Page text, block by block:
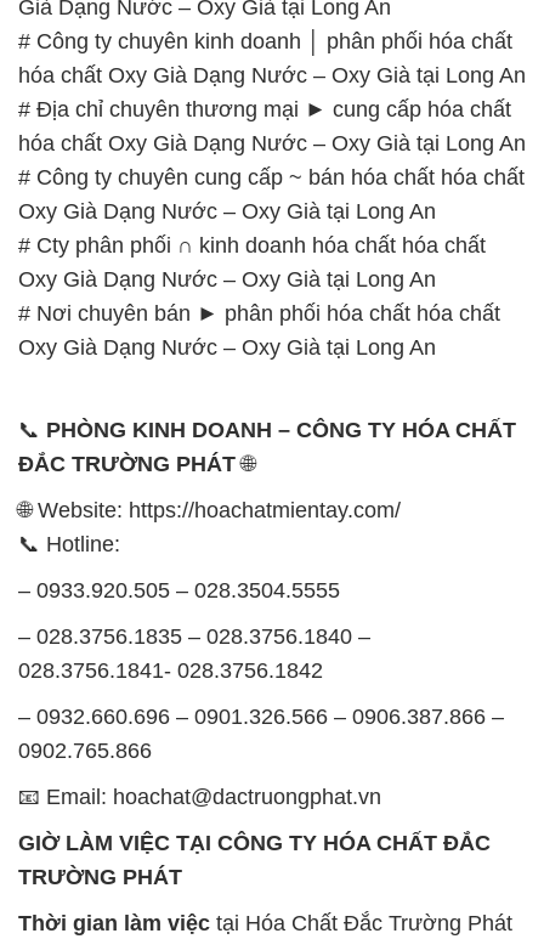
Già Dạng Nước – Oxy Già tại Long An
# Công ty chuyên kinh doanh │ phân phối hóa chất
hóa chất Oxy Già Dạng Nước – Oxy Già tại Long An
# Địa chỉ chuyên thương mại ► cung cấp hóa chất
hóa chất Oxy Già Dạng Nước – Oxy Già tại Long An
# Công ty chuyên cung cấp ~ bán hóa chất hóa chất
Oxy Già Dạng Nước – Oxy Già tại Long An
# Cty phân phối ∩ kinh doanh hóa chất hóa chất
Oxy Già Dạng Nước – Oxy Già tại Long An
# Nơi chuyên bán ► phân phối hóa chất hóa chất
Oxy Già Dạng Nước – Oxy Già tại Long An
📞 PHÒNG KINH DOANH – CÔNG TY HÓA CHẤT
ĐẮC TRƯỜNG PHÁT🌐
🌐 Website: https://hoachatmientay.com/
📞 Hotline:
– 0933.920.505 – 028.3504.5555
– 028.3756.1835 – 028.3756.1840 –
028.3756.1841- 028.3756.1842
– 0932.660.696 – 0901.326.566 – 0906.387.866 –
0902.765.866
📧 Email: hoachat@dactruongphat.vn
GIỜ LÀM VIỆC TẠI CÔNG TY HÓA CHẤT ĐẮC
TRƯỜNG PHÁT
Thời gian làm việc tại Hóa Chất Đắc Trường Phát